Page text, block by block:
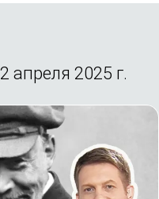
апреля 2025 г.